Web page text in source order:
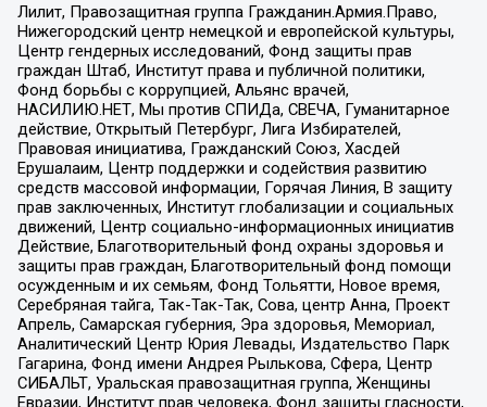
Лилит, Правозащитная группа Гражданин.Армия.Право,
Нижегородский центр немецкой и европейской культуры,
Центр гендерных исследований, Фонд защиты прав
граждан Штаб, Институт права и публичной политики,
Фонд борьбы с коррупцией, Альянс врачей,
НАСИЛИЮ.НЕТ, Мы против СПИДа, СВЕЧА, Гуманитарное
действие, Открытый Петербург, Лига Избирателей,
Правовая инициатива, Гражданский Союз, Хасдей
Ерушалаим, Центр поддержки и содействия развитию
средств массовой информации, Горячая Линия, В защиту
прав заключенных, Институт глобализации и социальных
движений, Центр социально-информационных инициатив
Действие, Благотворительный фонд охраны здоровья и
защиты прав граждан, Благотворительный фонд помощи
осужденным и их семьям, Фонд Тольятти, Новое время,
Серебряная тайга, Так-Так-Так, Сова, центр Анна, Проект
Апрель, Самарская губерния, Эра здоровья, Мемориал,
Аналитический Центр Юрия Левады, Издательство Парк
Гагарина, Фонд имени Андрея Рылькова, Сфера, Центр
СИБАЛЬТ, Уральская правозащитная группа, Женщины
Евразии, Институт прав человека, Фонд защиты гласности,